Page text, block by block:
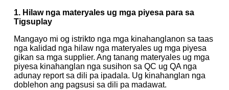
1. Hilaw nga materyales ug mga piyesa para sa
Tigsuplay
Mangayo mi og istrikto nga mga kinahanglanon sa taas
nga kalidad nga hilaw nga materyales ug mga piyesa
gikan sa mga supplier. Ang tanang materyales ug mga
piyesa kinahanglan nga susihon sa QC ug QA nga
adunay report sa dili pa ipadala. Ug kinahanglan nga
doblehon ang pagsusi sa dili pa madawat.